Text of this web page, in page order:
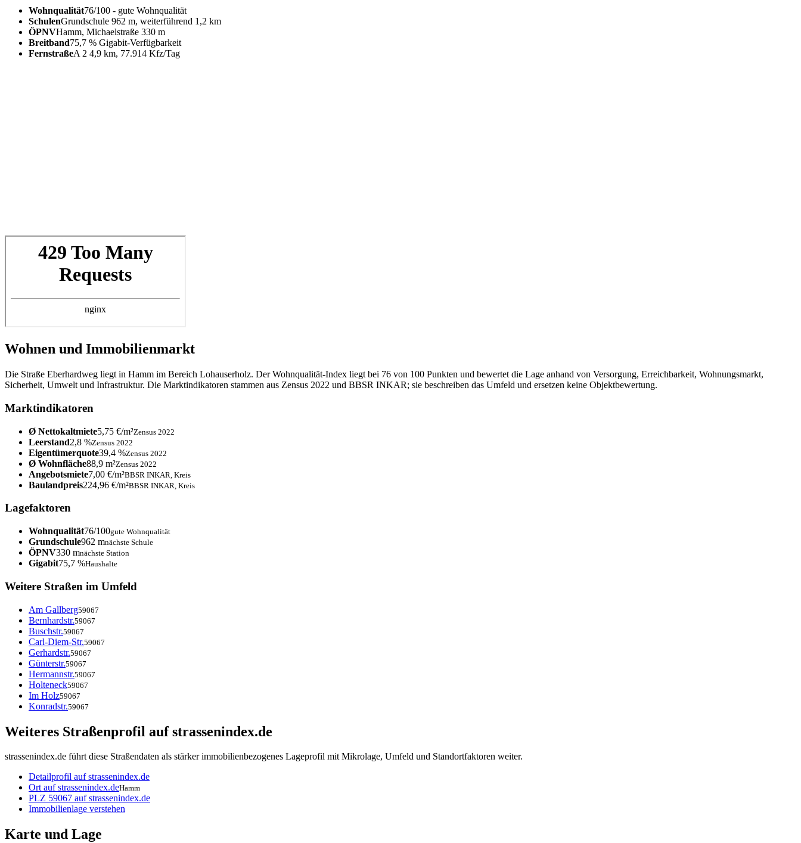
Wohnqualität76/100 - gute Wohnqualität
SchulenGrundschule 962 m, weiterführend 1,2 km
ÖPNVHamm, Michaelstraße 330 m
Breitband75,7 % Gigabit-Verfügbarkeit
FernstraßeA 2 4,9 km, 77.914 Kfz/Tag
Wohnen und Immobilienmarkt
Die Straße Eberhardweg liegt in Hamm im Bereich Lohauserholz. Der Wohnqualität-Index liegt bei 76 von 100 Punkten und bewertet die Lage anhand von Versorgung, Erreichbarkeit, Wohnungsmarkt,
Sicherheit, Umwelt und Infrastruktur. Die Marktindikatoren stammen aus Zensus 2022 und BBSR INKAR; sie beschreiben das Umfeld und ersetzen keine Objektbewertung.
Marktindikatoren
Ø Nettokaltmiete5,75 €/m²Zensus 2022
Leerstand2,8 %Zensus 2022
Eigentümerquote39,4 %Zensus 2022
Ø Wohnfläche88,9 m²Zensus 2022
Angebotsmiete7,00 €/m²BBSR INKAR, Kreis
Baulandpreis224,96 €/m²BBSR INKAR, Kreis
Lagefaktoren
Wohnqualität76/100gute Wohnqualität
Grundschule962 mnächste Schule
ÖPNV330 mnächste Station
Gigabit75,7 %Haushalte
Weitere Straßen im Umfeld
Am Gallberg59067
Bernhardstr.59067
Buschstr.59067
Carl-Diem-Str.59067
Gerhardstr.59067
Günterstr.59067
Hermannstr.59067
Holteneck59067
Im Holz59067
Konradstr.59067
Weiteres Straßenprofil auf strassenindex.de
strassenindex.de führt diese Straßendaten als stärker immobilienbezogenes Lageprofil mit Mikrolage, Umfeld und Standortfaktoren weiter.
Detailprofil auf strassenindex.de
Ort auf strassenindex.deHamm
PLZ 59067 auf strassenindex.de
Immobilienlage verstehen
Karte und Lage